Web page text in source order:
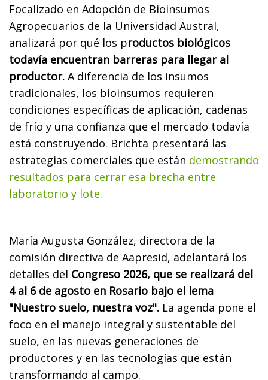
Focalizado en Adopción de Bioinsumos
Agropecuarios de la Universidad Austral,
analizará por qué los productos biológicos
todavía encuentran barreras para llegar al
productor. A diferencia de los insumos
tradicionales, los bioinsumos requieren
condiciones específicas de aplicación, cadenas
de frío y una confianza que el mercado todavía
está construyendo. Brichta presentará las
estrategias comerciales que están demostrando
resultados para cerrar esa brecha entre
laboratorio y lote.
María Augusta González, directora de la
comisión directiva de Aapresid, adelantará los
detalles del Congreso 2026, que se realizará del
4 al 6 de agosto en Rosario bajo el lema
"Nuestro suelo, nuestra voz". La agenda pone el
foco en el manejo integral y sustentable del
suelo, en las nuevas generaciones de
productores y en las tecnologías que están
transformando al campo.